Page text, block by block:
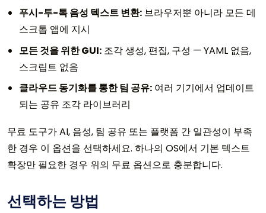
푸시-투-톡 음성 텍스트 변환: 브라우저뿐 아니라 모든 데
스크톱 앱에 지시
모든 것을 위한 GUI: 조각 생성, 편집, 구성 — YAML 없음,
스크립트 없음
클라우드 동기화를 통한 팀 공유: 여러 기기에서 업데이트
되는 공유 조각 라이브러리
무료 도구가 AI, 음성, 팀 공유 또는 플랫폼 간 일관성이 부족
한 경우 이 옵션을 선택하세요. 하나의 OS에서 기본 텍스트
확장만 필요한 경우 위의 무료 옵션으로 충분합니다.
선택하는 방법